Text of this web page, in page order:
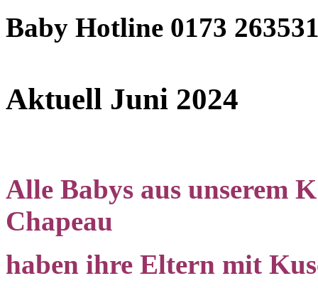
Baby Hotline 0173
Aktuell Juni 2024
Alle Babys aus unserem
Chapeau
haben ihre Eltern mit